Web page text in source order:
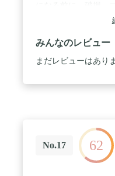
確認ください。登山
いただくようお勧め
下部のゴムはひっか
に向けて装着してく
みんなのレビュー
まだレビューはあり
No.17 62